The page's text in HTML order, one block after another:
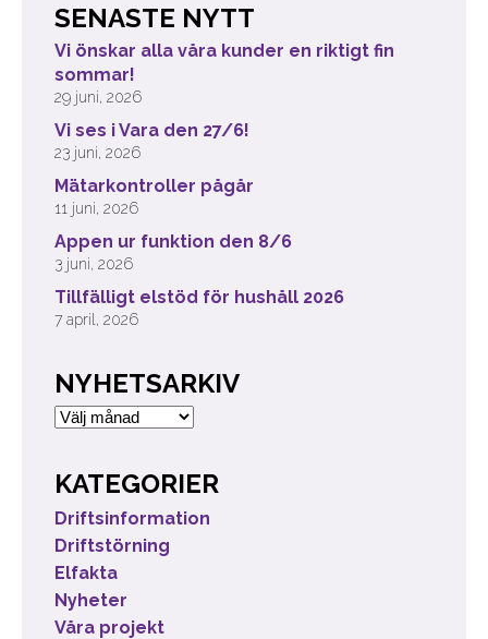
SENASTE NYTT
Vi önskar alla våra kunder en riktigt fin
sommar!
29 juni, 2026
Vi ses i Vara den 27/6!
23 juni, 2026
Mätarkontroller pågår
11 juni, 2026
Appen ur funktion den 8/6
3 juni, 2026
Tillfälligt elstöd för hushåll 2026
7 april, 2026
NYHETSARKIV
Nyhetsarkiv
KATEGORIER
Driftsinformation
Driftstörning
Elfakta
Nyheter
Våra projekt